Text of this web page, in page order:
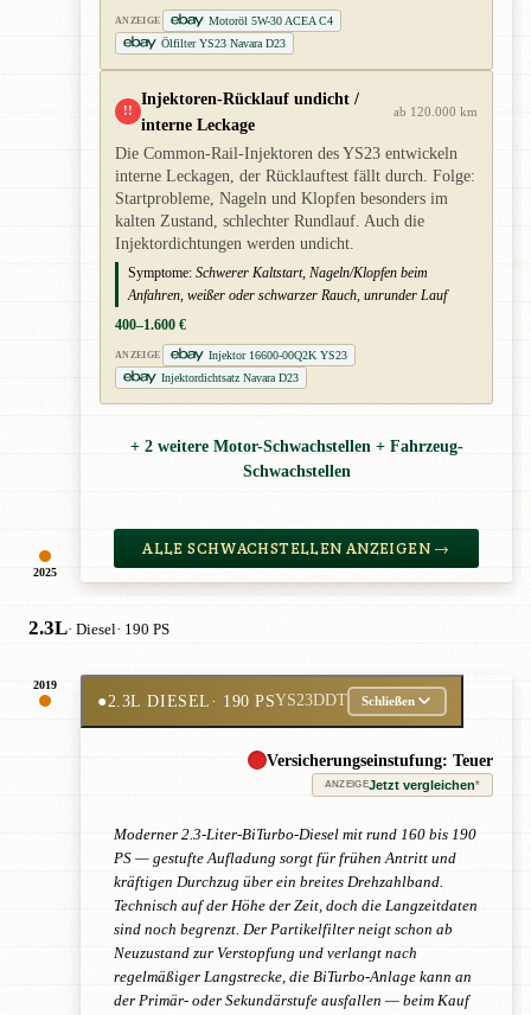
2025
ANZEIGE
Motoröl 5W-30 ACEA C4
Ölfilter YS23 Navara D23
!!
Injektoren-Rücklauf undicht /
interne Leckage
ab 120.000 km
Die Common-Rail-Injektoren des YS23 entwickeln
interne Leckagen, der Rücklauftest fällt durch. Folge:
Startprobleme, Nageln und Klopfen besonders im
kalten Zustand, schlechter Rundlauf. Auch die
Injektordichtungen werden undicht.
Symptome: Schwerer Kaltstart, Nageln/Klopfen beim
Anfahren, weißer oder schwarzer Rauch, unrunder Lauf
400–1.600 €
ANZEIGE
Injektor 16600-00Q2K YS23
Injektordichtsatz Navara D23
+ 2 weitere Motor-Schwachstellen + Fahrzeug-
Schwachstellen
ALLE SCHWACHSTELLEN ANZEIGEN →
2.3L· Diesel· 190 PS
2019
●2.3L DIESEL· 190 PSYS23DDT Schließen
Versicherungseinstufung: Teuer
ANZEIGEJetzt vergleichen*
Moderner 2.3-Liter-BiTurbo-Diesel mit rund 160 bis 190
PS — gestufte Aufladung sorgt für frühen Antritt und
kräftigen Durchzug über ein breites Drehzahlband.
Technisch auf der Höhe der Zeit, doch die Langzeitdaten
sind noch begrenzt. Der Partikelfilter neigt schon ab
Neuzustand zur Verstopfung und verlangt nach
regelmäßiger Langstrecke, die BiTurbo-Anlage kann an
der Primär- oder Sekundärstufe ausfallen — beim Kauf